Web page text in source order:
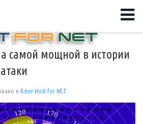
самой мощной в истории
в Блог Host for NET